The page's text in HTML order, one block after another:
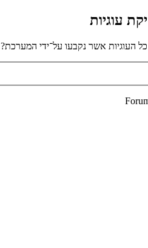
עוגיות
אשר נקבעו על־ידי המערכת?